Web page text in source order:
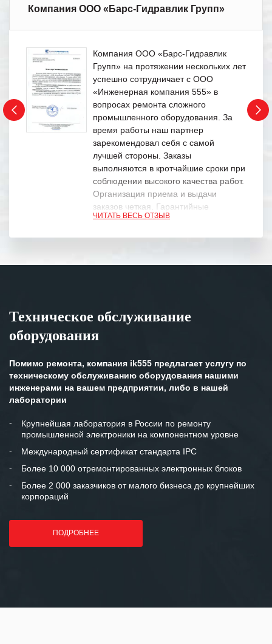
Компания ООО «Барс-Гидравлик Групп»
Компания ООО «Барс-Гидравлик
Групп» на протяжении нескольких лет
успешно сотрудничает с ООО
«Инженерная компания 555» в
вопросах ремонта сложного
промышленного оборудования. За
время работы наш партнер
зарекомендовал себя с самой
лучшей стороны. Заказы
выполняются в кротчайшие сроки при
соблюдении высокого качества работ.
Организация приема и выдачи
заказов четкая. Гарантийные
обязательства выполняются в
Особенно хочется отметить высокую
клиентоориентированность
готовность помочь в самых сложных
Мы высоко ценим сложившиеся
и доверительные партнерские
отношения и искренне желаем
«Инженерной компании «555» долгих
лет успеха и процветания.
ЧИТАТЬ ВЕСЬ ОТЗЫВ
Техническое обслуживание
оборудования
Помимо ремонта, компания ik555 предлагает услугу по
техническому обслуживанию оборудования нашими
инженерами на вашем предприятии, либо в нашей
лаборатории
Крупнейшая лаборатория в России по ремонту
промышленной электроники на компонентном уровне
Международный сертификат стандарта IPC
Более 10 000 отремонтированных электронных блоков
Более 2 000 заказчиков от малого бизнеса до крупнейших
корпораций
ПОДРОБНЕЕ